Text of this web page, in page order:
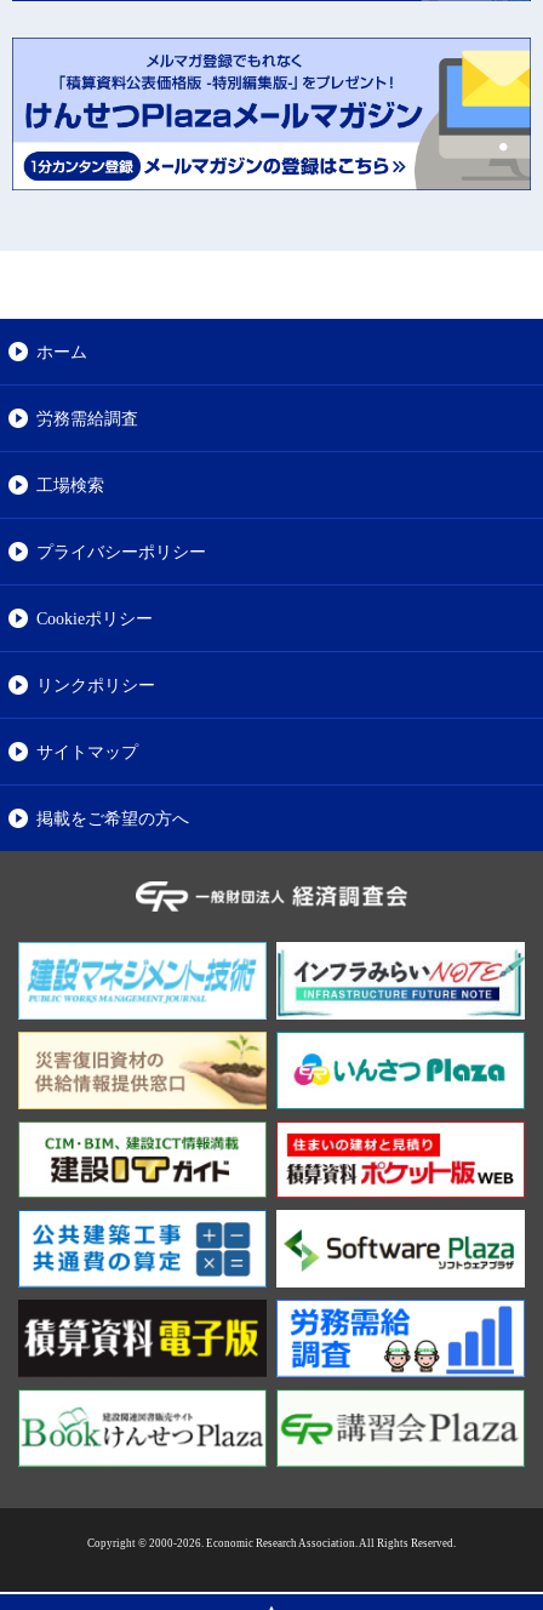
ホーム
労務需給調査
工場検索
プライバシーポリシー
Cookieポリシー
リンクポリシー
サイトマップ
掲載をご希望の方へ
Copyright © 2000-2026. Economic Research Association. All Rights Reserved.